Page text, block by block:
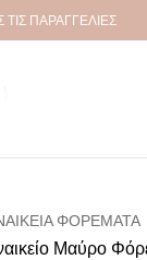
ΠΑΡΑΓΓΕΛΙΕΣ
ΦΟΡΈΜΑΤΑ
Μαύρο